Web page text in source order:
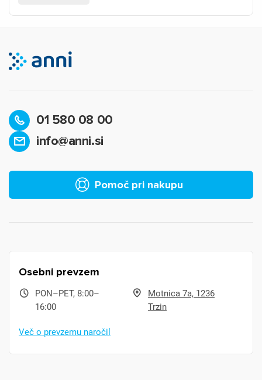
01 580 08 00
info@anni.si
Pomoč pri nakupu
Osebni prevzem
PON–PET, 8:00–
16:00
Motnica 7a, 1236
Trzin
Več o prevzemu naročil